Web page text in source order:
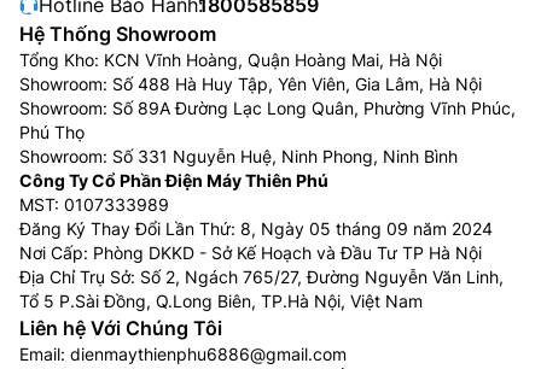
lồng giặt, cực kỳ tiện lợi cho gia đình ít người hoặc
vào mùa mưa, giúp tiết kiệm không gian và công sức
không phải chuyển đồ. Máy hoạt động bằng cách giặt
như máy thường, sau đó dùng công nghệ sấy ngưng tụ
hoặc bơm nhiệt để làm khô bằng hơi nóng, phù hợp
với nhiều chất liệu vải và có nhiều chế độ, dù chu trình
sấy có thể lâu hơn máy sấy độc lập.
Máy giặt sấy được bán với mức giá giao động trong
khoảng từ 8.000.000đ đến hơn 45.000.000đ, tùy vào
khối lượng giặt sấy, thương hiệu mà giá bán cũng sẽ
thay đổi theo.
Hệ Thống Showroom
Tổng Kho: KCN Vĩnh Hoàng, Quận Hoàng Mai, Hà Nội
Showroom: Số 488 Hà Huy Tập, Yên Viên, Gia Lâm, Hà Nội
Showroom: Số 89A Đường Lạc Long Quân, Phường Vĩnh Phúc,
Phú Thọ
Showroom: Số 331 Nguyễn Huệ, Ninh Phong, Ninh Bình
Công Ty Cổ Phần Điện Máy Thiên Phú
MST: 0107333989
Đăng Ký Thay Đổi Lần Thứ: 8, Ngày 05 tháng 09 năm 2024
Nơi Cấp: Phòng DKKD - Sở Kế Hoạch và Đầu Tư TP Hà Nội
Địa Chỉ Trụ Sở: Số 2, Ngách 765/27, Đường Nguyễn Văn Linh,
Tổ 5 P.Sài Đồng, Q.Long Biên, TP.Hà Nội, Việt Nam
Liên hệ Với Chúng Tôi
Email: dienmaythienphu6886@gmail.com